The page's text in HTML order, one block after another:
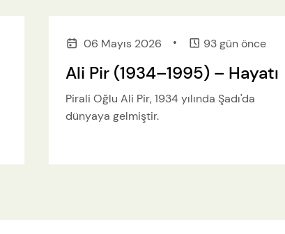
neden oluyor.
06 Mayıs 2026 • 93 gün önce
Ali Pir (1934–1995) – Hayatı
Pirali Oğlu Ali Pir, 1934 yılında Şadı'da
dünyaya gelmiştir.